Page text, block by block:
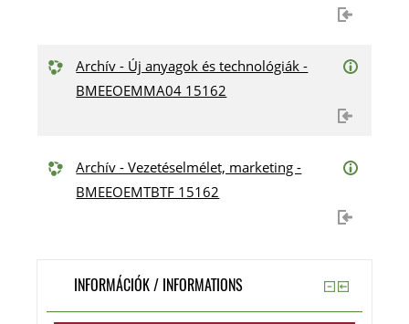
Archív - Új anyagok és technológiák -
BMEEOEMMA04 15162
Archív - Vezetéselmélet, marketing -
BMEEOEMTBTF 15162
INFORMÁCIÓK / INFORMATIONS